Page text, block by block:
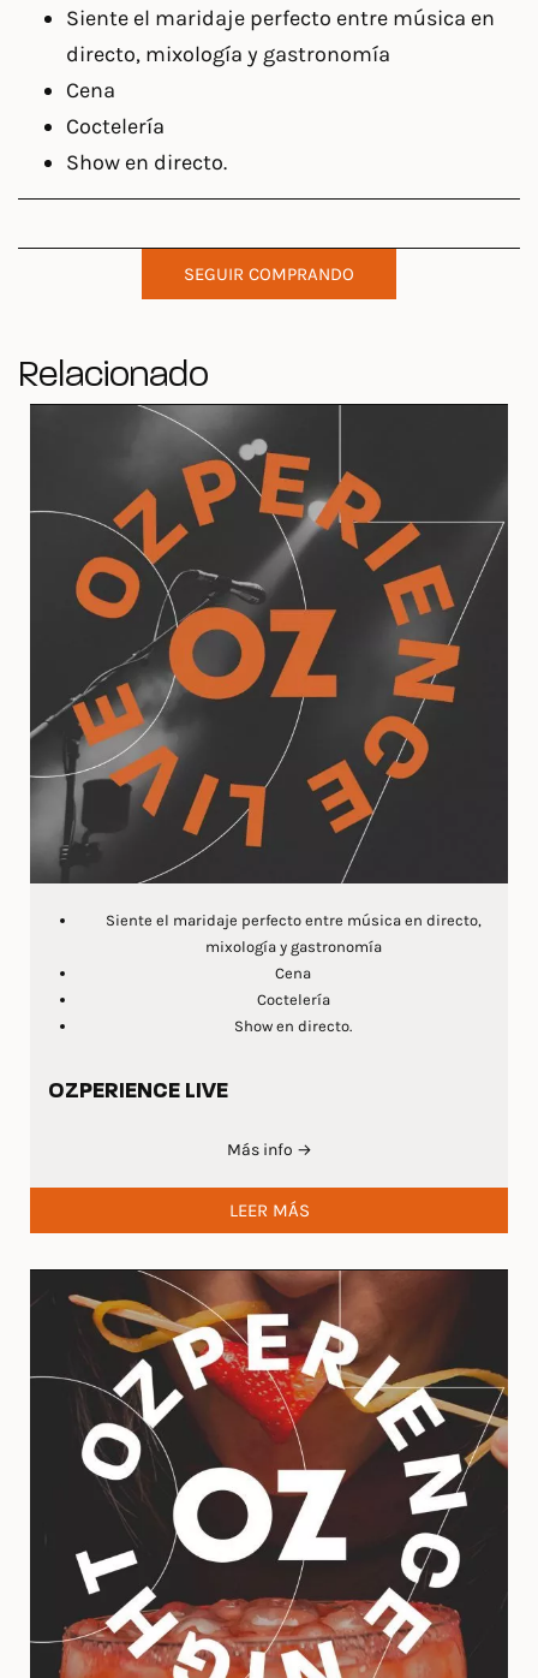
Siente el maridaje perfecto entre música en
directo, mixología y gastronomía
Cena
Coctelería
Show en directo.
SEGUIR COMPRANDO
Relacionado
Siente el maridaje perfecto entre música en directo,
mixología y gastronomía
Cena
Coctelería
Show en directo.
OZPERIENCE LIVE
Más info →
LEER MÁS